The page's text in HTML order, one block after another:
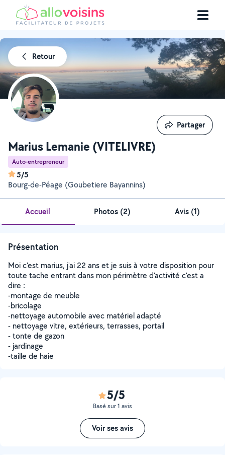
Retour
Marius Lemanie (VITELIVRE)
Auto-entrepreneur
5/5
Bourg-de-Péage (Goubetiere Bayannins)
Partager
Partager
Accueil Photos (2) Avis (1)
Présentation
Moi c'est marius, j'ai 22 ans et je suis à votre disposition pour
toute tache entrant dans mon périmètre d'activité c'est a
dire :
-montage de meuble
-bricolage
-nettoyage automobile avec matériel adapté
- nettoyage vitre, extérieurs, terrasses, portail
- tonte de gazon
- jardinage
-taille de haie
5/5
Basé sur 1 avis
Voir ses avis